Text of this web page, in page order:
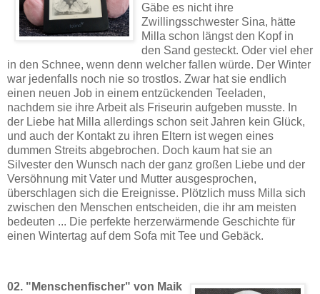
Gäbe es nicht ihre
Zwillingsschwester Sina, hätte
Milla schon längst den Kopf in
den Sand gesteckt. Oder viel eher
in den Schnee, wenn denn welcher fallen würde. Der Winter
war jedenfalls noch nie so trostlos. Zwar hat sie endlich
einen neuen Job in einem entzückenden Teeladen,
nachdem sie ihre Arbeit als Friseurin aufgeben musste. In
der Liebe hat Milla allerdings schon seit Jahren kein Glück,
und auch der Kontakt zu ihren Eltern ist wegen eines
dummen Streits abgebrochen. Doch kaum hat sie an
Silvester den Wunsch nach der ganz großen Liebe und der
Versöhnung mit Vater und Mutter ausgesprochen,
überschlagen sich die Ereignisse. Plötzlich muss Milla sich
zwischen den Menschen entscheiden, die ihr am meisten
bedeuten ... Die perfekte herzerwärmende Geschichte für
einen Wintertag auf dem Sofa mit Tee und Gebäck.
02. "Menschenfischer" von Maik